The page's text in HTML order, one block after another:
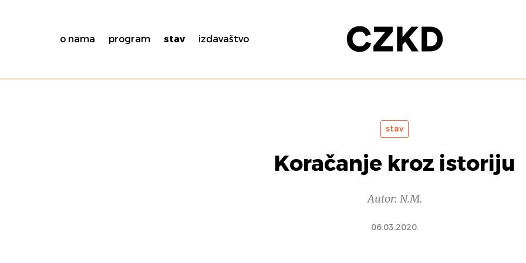
o nama program stav izdavaštvo
stav
Koračanje kroz istoriju
Autor: N.M.
06.03.2020.